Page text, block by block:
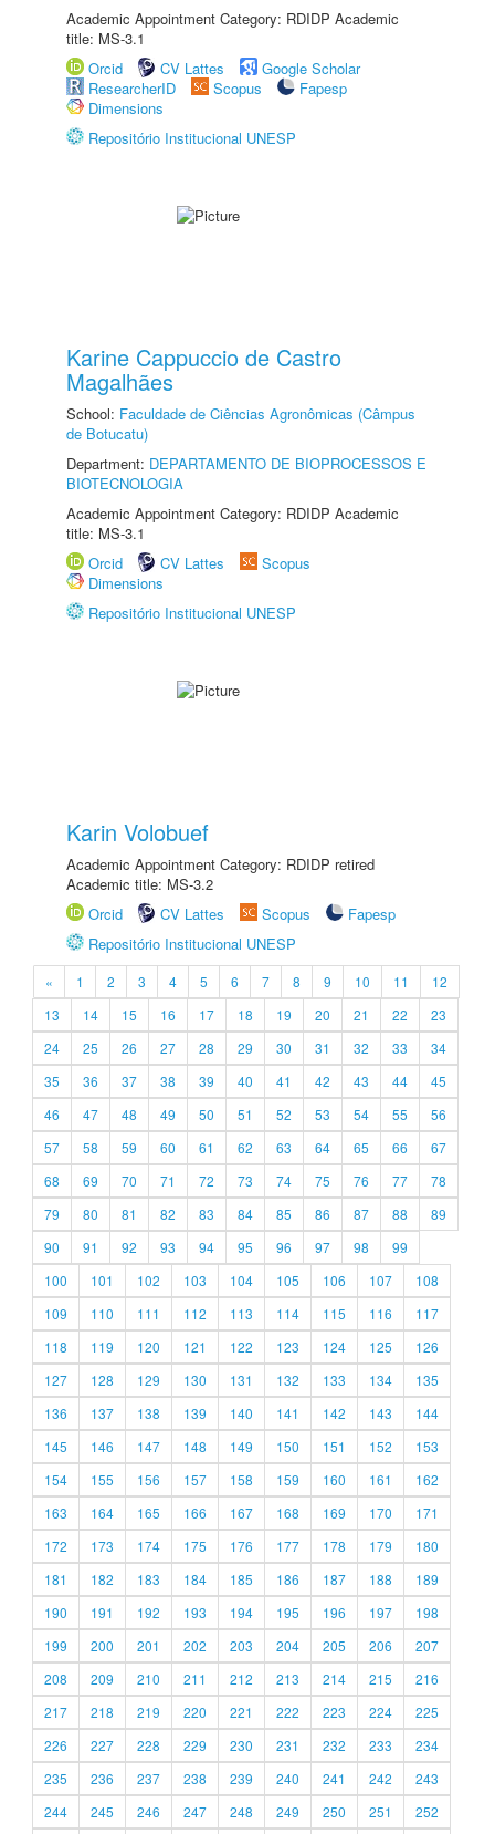
Academic Appointment Category: RDIDP Academic
title: MS-3.1
Orcid
CV Lattes
Google Scholar
ResearcherID
Scopus
Fapesp
Dimensions
Repositório Institucional UNESP
Karine Cappuccio de Castro
Magalhães
School: Faculdade de Ciências Agronômicas (Câmpus
de Botucatu)
Department: DEPARTAMENTO DE BIOPROCESSOS E
BIOTECNOLOGIA
Academic Appointment Category: RDIDP Academic
title: MS-3.1
Orcid
CV Lattes
Scopus
Dimensions
Repositório Institucional UNESP
Karin Volobuef
Academic Appointment Category: RDIDP retired
Academic title: MS-3.2
Orcid
CV Lattes Scopus
Fapesp
Repositório Institucional UNESP
« 1 2 3 4 5 6 7 8 9 10 11
12
13
14 15 16 17 18 19 20 21 22
23
24
25 26 27 28 29 30 31 32 33
34
35
36 37 38 39 40 41 42 43 44
45
46
47 48 49 50 51 52 53 54 55
56
57
58 59 60 61 62 63 64 65 66
67
68
69 70 71 72 73 74 75 76 77
78
79
80 81 82 83 84 85 86 87 88
89
90
91 92 93 94 95 96 97 98
99
100
101 102 103 104 105 106 107
108
109
110 111 112 113 114 115 116
117
118
119 120 121 122 123 124 125
126
127
128 129 130 131 132 133 134
135
136
137 138 139 140 141 142 143
144
145
146 147 148 149 150 151 152
153
154
155 156 157 158 159 160 161
162
163
164 165 166 167 168 169 170
171
172
173 174 175 176 177 178 179
180
181
182 183 184 185 186 187 188
189
190
191 192 193 194 195 196 197
198
199
200 201 202 203 204 205 206
207
208
209 210 211 212 213 214 215
216
217
218 219 220 221 222 223 224
225
226
227 228 229 230 231 232 233
234
235
236 237 238 239 240 241 242
243
244
245 246 247 248 249 250 251 252